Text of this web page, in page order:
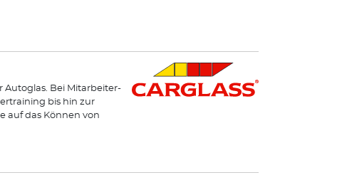
Autoglas. Bei Mitarbeiter-
bis hin zur
auf das Können von